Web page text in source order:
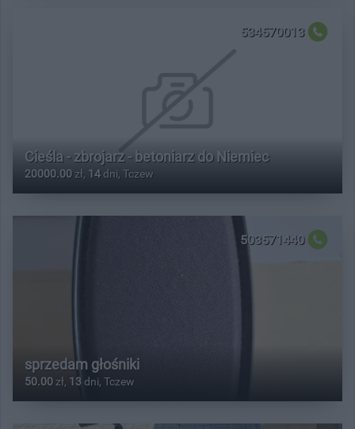
534570013
Cieśla - zbrojarz - betoniarz do Niemiec
20000.00 zł, 14dni, Tczew
503571440
sprzedam głośniki
50.00 zł, 13 dni, Tczew